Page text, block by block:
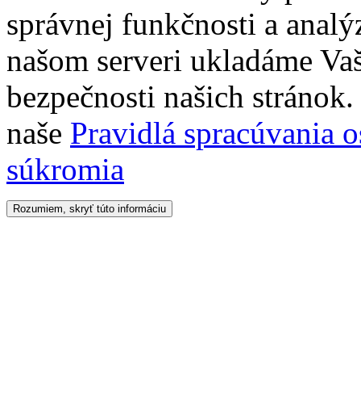
správnej funkčnosti a
našom serveri ukladáme
bezpečnosti našich
naše Pravidlá spracúvania
súkromia
Rozumiem, skryť túto informáciu